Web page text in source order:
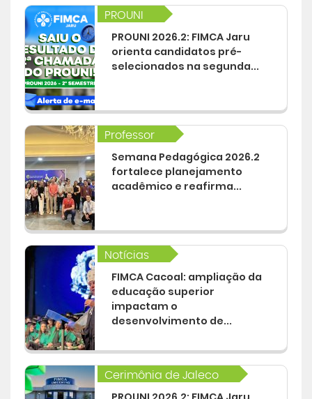
PROUNI
PROUNI 2026.2: FIMCA Jaru
orienta candidatos pré-
selecionados na segunda...
Professor
Semana Pedagógica 2026.2
fortalece planejamento
acadêmico e reafirma...
Notícias
FIMCA Cacoal: ampliação da
educação superior
impactam o
desenvolvimento de...
Cerimônia de Jaleco